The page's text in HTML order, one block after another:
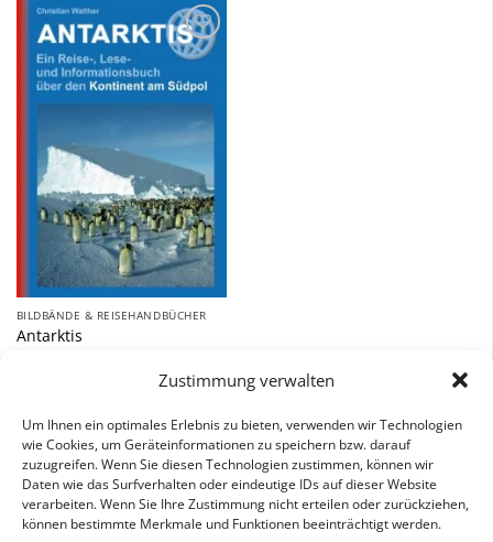
Zustimmung verwalten
Um Ihnen ein optimales Erlebnis zu bieten, verwenden wir Technologien
wie Cookies, um Geräteinformationen zu speichern bzw. darauf
zuzugreifen. Wenn Sie diesen Technologien zustimmen, können wir
Daten wie das Surfverhalten oder eindeutige IDs auf dieser Website
verarbeiten. Wenn Sie Ihre Zustimmung nicht erteilen oder zurückziehen,
können bestimmte Merkmale und Funktionen beeinträchtigt werden.
Zu
Wunschliste
hinzufügen
BILDBÄNDE & REISEHANDBÜCHER
Antarktis